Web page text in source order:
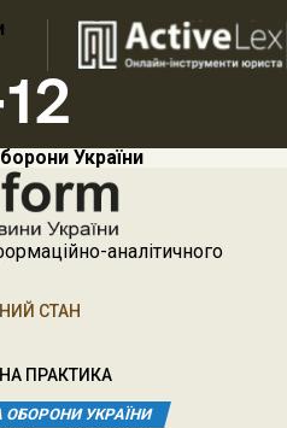
України
аналітичного
СТАН
ПРАКТИКА
ОБОРОНИ УКРАЇНИ